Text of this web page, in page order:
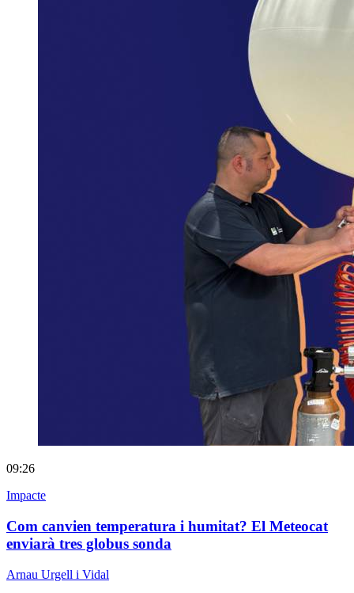
09:26
Impacte
Com canvien temperatura i humitat? El Meteocat
enviarà tres globus sonda
Arnau Urgell i Vidal